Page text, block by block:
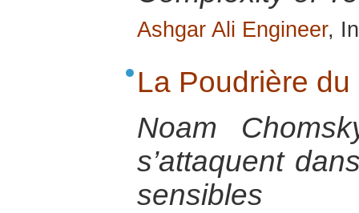
Ashgar Ali Engineer,
La Poudrière
Noam
s’attaquent